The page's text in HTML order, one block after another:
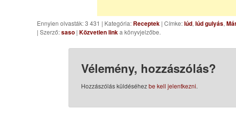
Ennyien olvasták: 3 431 | Kategória: Receptek | Címke:lúd, lúd gulyás,
| Szerző:saso | Közvetlen linka könyvjelzőbe.
Vélemény, hozzászólás?
Hozzászólás küldéséhezbe kell jelentkezni.